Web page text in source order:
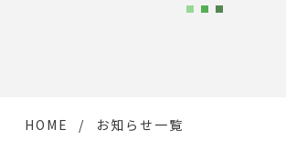
HOME お知らせ一覧